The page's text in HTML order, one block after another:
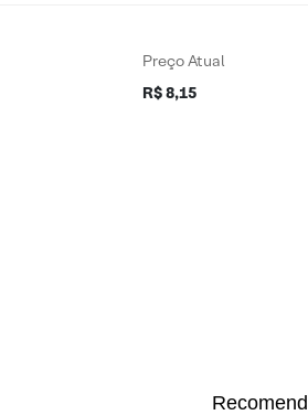
Preço Atual
R$ 8,15